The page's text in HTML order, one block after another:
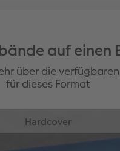
auf einen
über die
für dieses Format